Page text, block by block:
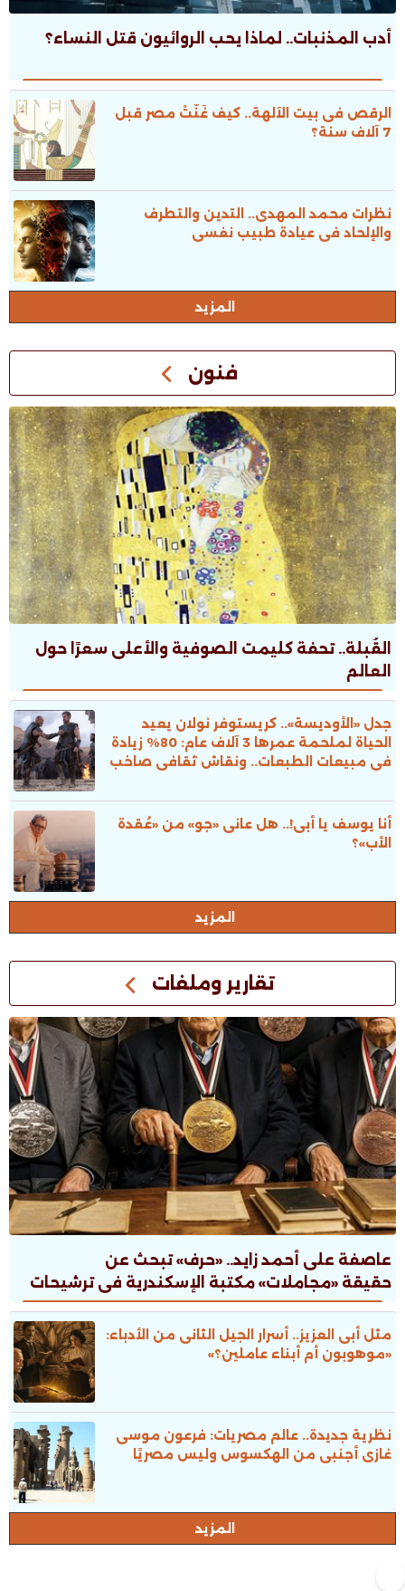
أدب المذنبات.. لماذا يحب الروائيون قتل النساء؟
الرقص فى بيت الآلهة.. كيف غَنَّتْ مصر قبل
7 آلاف سنة؟
نظرات محمد المهدى.. التدين والتطرف
والإلحاد فى عيادة طبيب نفسى
المزيد
فنون
القُبلة.. تحفة كليمت الصوفية والأعلى سعرًا حول
العالم
جدل «الأوديسة».. كريستوفر نولان يعيد
الحياة لملحمة عمرها 3 آلاف عام: 80% زيادة
فى مبيعات الطبعات.. ونقاش ثقافى صاخب
أنا يوسف يا أبى!.. هل عانى «جو» من «عُقدة
الأب»؟
المزيد
تقارير وملفات
عاصفة على أحمد زايد.. «حرف» تبحث عن
حقيقة «مجاملات» مكتبة الإسكندرية فى ترشيحات
جوائز الدولة
مثل أبى العزيز.. أسرار الجيل الثانى من الأدباء:
«موهوبون أم أبناء عاملين؟»
نظرية جديدة.. عالم مصريات: فرعون موسى
غازى أجنبى من الهكسوس وليس مصريًا
المزيد